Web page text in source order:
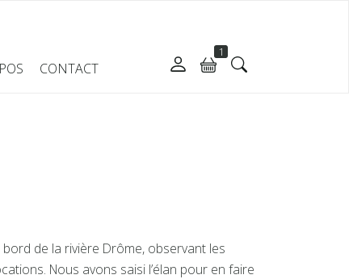
CONTACT
1
de la rivière Drôme, observant les
Nous avons saisi l’élan pour en faire